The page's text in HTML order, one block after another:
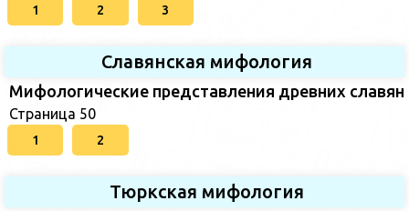
1 2 3
Славянская мифология
Мифологические представления древних славян
Страница 50
1 2
Тюркская мифология